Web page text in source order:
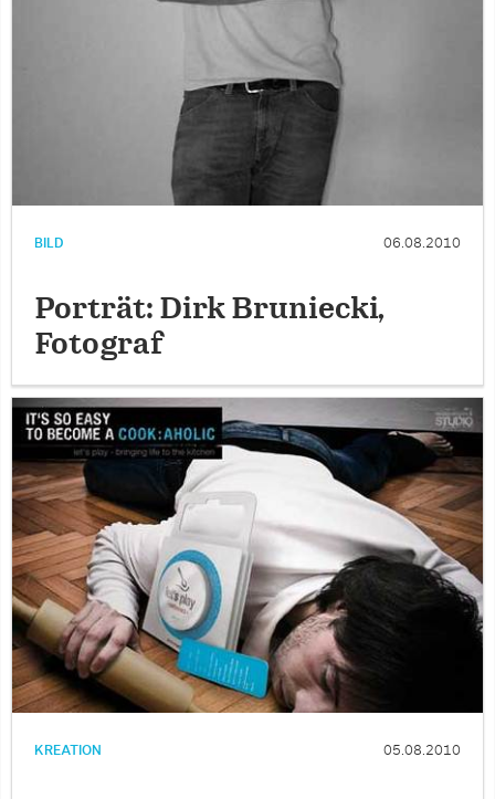
BILD 06.08.2010
Porträt: Dirk Bruniecki,
Fotograf
KREATION 05.08.2010